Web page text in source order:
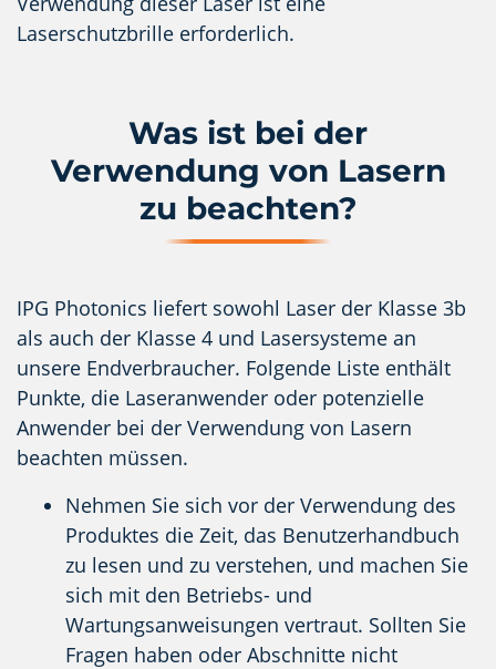
Laserschutzbrille erforderlich.
Was ist bei der
Verwendung von Lasern
zu beachten?
IPG Photonics liefert sowohl Laser der Klasse 3b
als auch der Klasse 4 und Lasersysteme an
unsere Endverbraucher. Folgende Liste enthält
Punkte, die Laseranwender oder potenzielle
Anwender bei der Verwendung von Lasern
beachten müssen.
Nehmen Sie sich vor der Verwendung des
Produktes die Zeit, das Benutzerhandbuch
zu lesen und zu verstehen, und machen Sie
sich mit den Betriebs- und
Wartungsanweisungen vertraut. Sollten Sie
Fragen haben oder Abschnitte nicht